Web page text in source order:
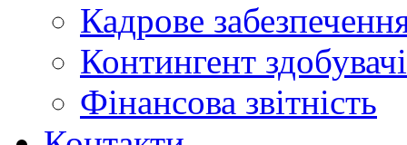
Кадрове
Контингент
Фінансова звітність